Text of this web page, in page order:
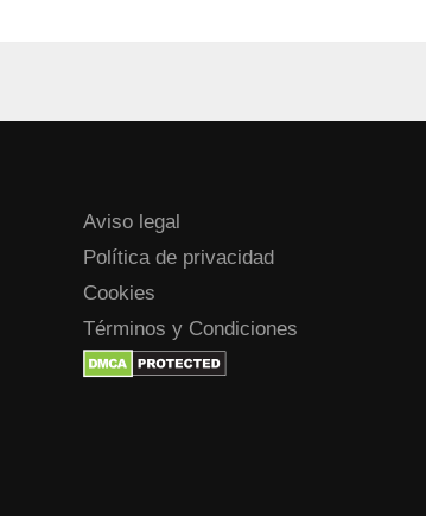
Aviso legal
Política de privacidad
Cookies
Términos y Condiciones